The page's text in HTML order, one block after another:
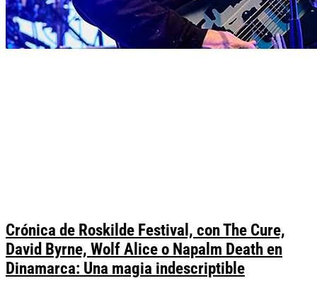
Crónica de Roskilde Festival, con The Cure,
David Byrne, Wolf Alice o Napalm Death en
Dinamarca: Una magia indescriptible